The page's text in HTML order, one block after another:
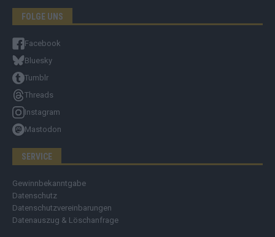
FOLGE UNS
Facebook
Bluesky
Tumblr
Threads
Instagram
Mastodon
SERVICE
Gewinnbekanntgabe
Datenschutz
Datenschutzvereinbarungen
Datenauszug & Löschanfrage